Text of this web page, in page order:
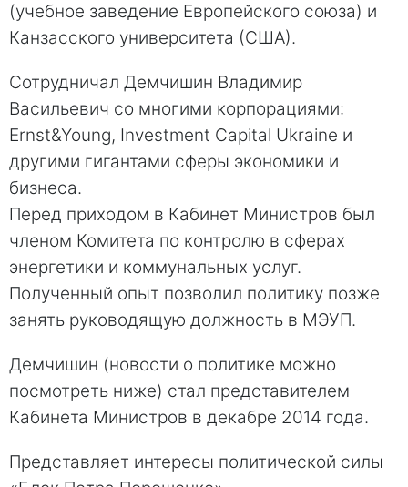
(учебное заведение Европейского союза) и
Канзасского университета (США).
Сотрудничал Демчишин Владимир
Васильевич со многими корпорациями:
Ernst&Young, Investment Capital Ukraine и
другими гигантами сферы экономики и
бизнеса.
Перед приходом в Кабинет Министров был
членом Комитета по контролю в сферах
энергетики и коммунальных услуг.
Полученный опыт позволил политику позже
занять руководящую должность в МЭУП.
Демчишин (новости о политике можно
посмотреть ниже) стал представителем
Кабинета Министров в декабре 2014 года.
Представляет интересы политической силы